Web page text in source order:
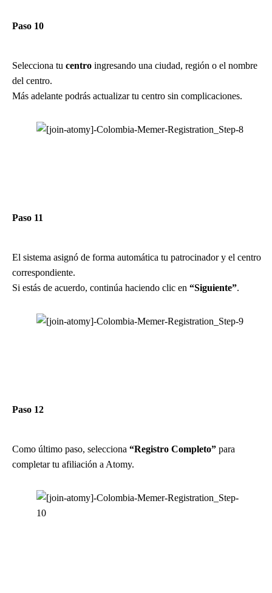
Paso 10
Selecciona tu centro ingresando una ciudad, región o el nombre
del centro.
Más adelante podrás actualizar tu centro sin complicaciones.
Paso 11
El sistema asignó de forma automática tu patrocinador y el centro
correspondiente.
Si estás de acuerdo, continúa haciendo clic en “Siguiente”.
Paso 12
Como último paso, selecciona “Registro Completo” para
completar tu afiliación a Atomy.